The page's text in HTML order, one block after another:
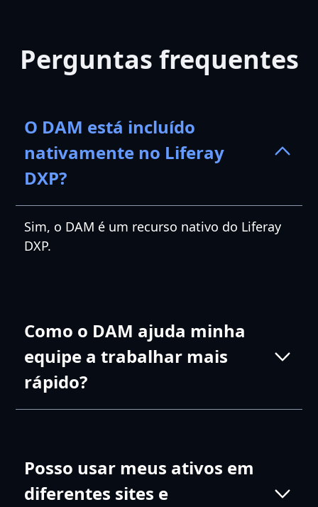
Perguntas frequentes
O DAM está incluído
nativamente no Liferay
DXP?
Sim, o DAM é um recurso nativo do Liferay
DXP.
Como o DAM ajuda minha
equipe a trabalhar mais
rápido?
inteligência artificial que reduzem o esforço
manual. Você também pode realizar ações
Posso usar meus ativos em
diferentes sites e